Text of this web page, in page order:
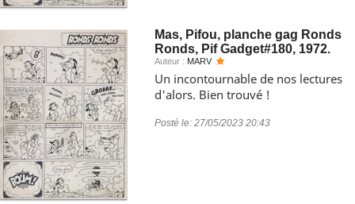
Mas, Pifou, planche gag Ronds
Ronds, Pif Gadget#180, 1972.
Auteur : MARV
Un incontournable de nos lectures
d'alors. Bien trouvé !
Posté le: 27/05/2023 20:43